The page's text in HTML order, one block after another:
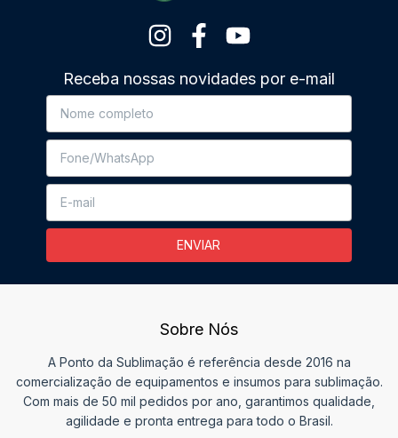
Receba nossas novidades por e-mail
Sobre Nós
A Ponto da Sublimação é referência desde 2016 na
comercialização de equipamentos e insumos para sublimação.
Com mais de 50 mil pedidos por ano, garantimos qualidade,
agilidade e pronta entrega para todo o Brasil.